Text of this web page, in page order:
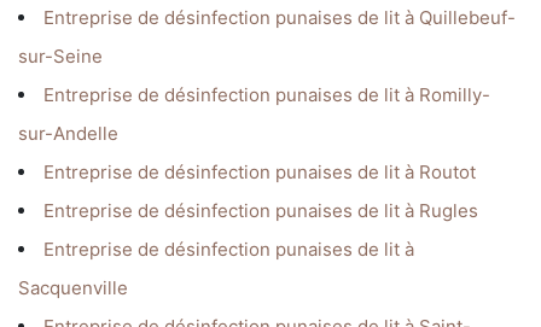
Entreprise de désinfection punaises de lit à Quillebeuf-
sur-Seine
Entreprise de désinfection punaises de lit à Romilly-
sur-Andelle
Entreprise de désinfection punaises de lit à Routot
Entreprise de désinfection punaises de lit à Rugles
Entreprise de désinfection punaises de lit à
Sacquenville